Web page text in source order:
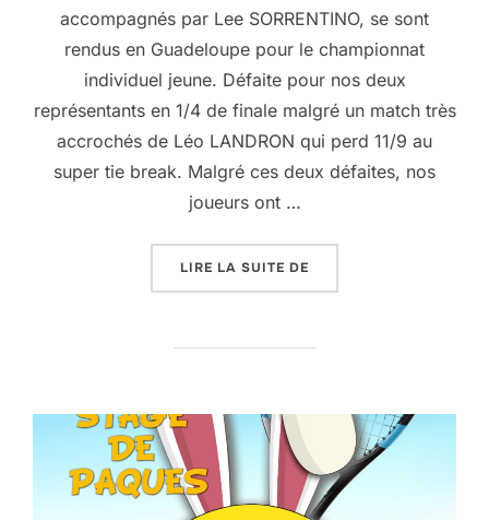
accompagnés par Lee SORRENTINO, se sont
rendus en Guadeloupe pour le championnat
individuel jeune. Défaite pour nos deux
représentants en 1/4 de finale malgré un match très
accrochés de Léo LANDRON qui perd 11/9 au
super tie break. Malgré ces deux défaites, nos
joueurs ont …
LIRE LA SUITE DE